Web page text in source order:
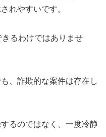
れやすいです。
るわけではありませ
、詐欺的な案件は存在し
るのではなく、一度冷静